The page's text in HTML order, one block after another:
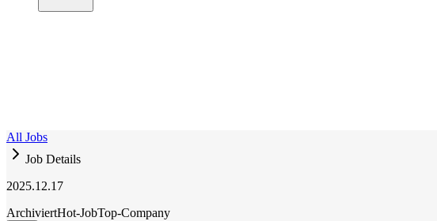
All Jobs
Job Details
2025.12.17
ArchiviertHot-JobTop-Company